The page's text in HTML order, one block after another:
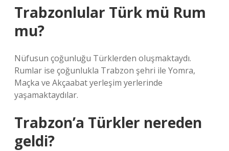
Trabzonlular Türk mü Rum
mu?
Nüfusun çoğunluğu Türklerden oluşmaktaydı.
Rumlar ise çoğunlukla Trabzon şehri ile Yomra,
Maçka ve Akçaabat yerleşim yerlerinde
yaşamaktaydılar.
Trabzon’a Türkler nereden
geldi?